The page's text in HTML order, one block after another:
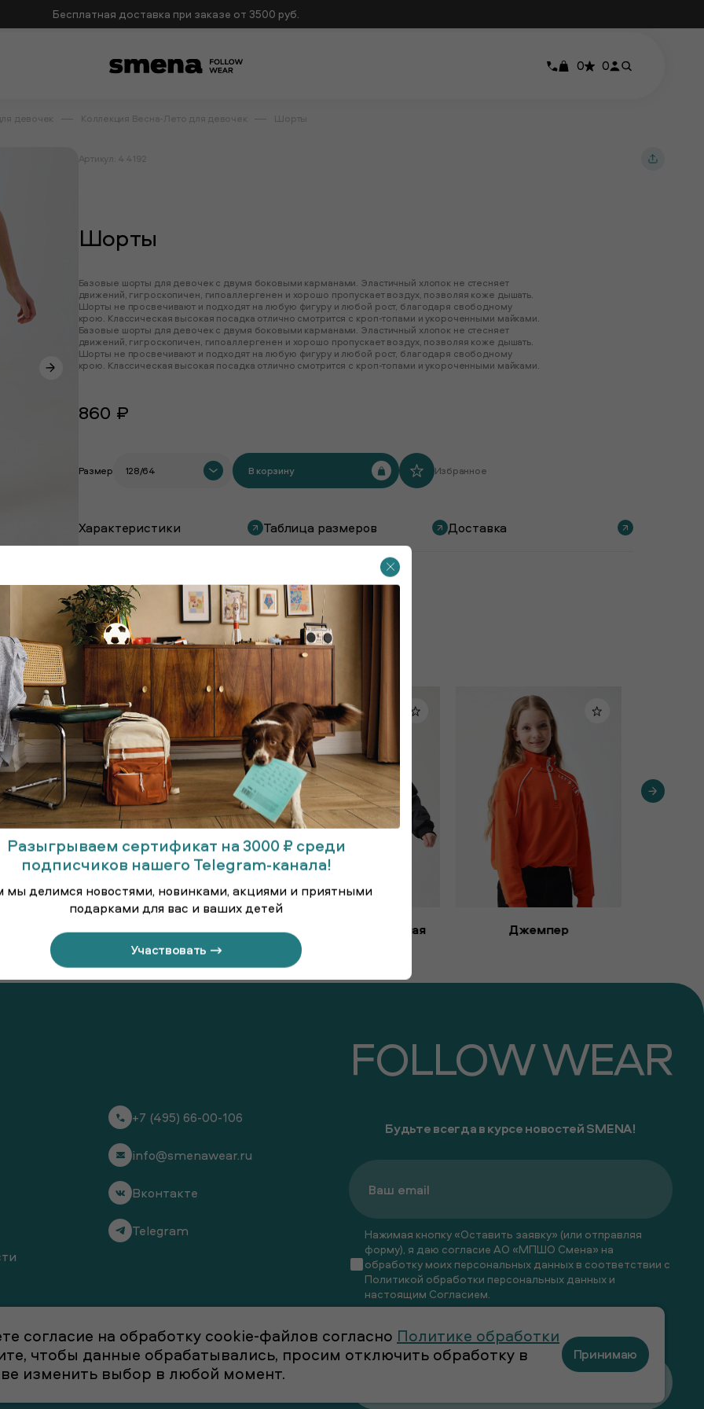
Бесплатная доставка при заказе от 3500 руб.
0 0
девочек Коллекция Весна-Лето для девочек Шорты
Артикул: 44192
Шорты
Базовые шорты для девочек с двумя боковыми карманами. Эластичный хлопок не стесняет
движений, гигроскопичен, гипоаллергенен и хорошо пропускает воздух, позволяя коже дышать.
Шорты не просвечивают и подходят на любую фигуру и любой рост, благодаря свободному
крою. Классическая высокая посадка отлично смотрится с кроп-топами и укороченными майками.
Базовые шорты для девочек с двумя боковыми карманами. Эластичный хлопок не стесняет
движений, гигроскопичен, гипоаллергенен и хорошо пропускает воздух, позволяя коже дышать.
Шорты не просвечивают и подходят на любую фигуру и любой рост, благодаря свободному
крою. Классическая высокая посадка отлично смотрится с кроп-топами и укороченными майками.
860 ₽
Размер 128/64 В корзину Избранное
Характеристики Таблица размеров Доставка
Покупают вместе с этим товаром
Куртка демисезонная Куртка демисезонная Джемпер
+7 (495) 66-00-106
info@smenawear.ru
Вконтакте
Telegram
FOLLOW WEAR
Будьте всегда в курсе новостей SMENA!
Нажимая кнопку «Оставить заявку» (или отправляя
форму), я даю согласие АО «МПШО Смена» на
обработку моих персональных данных в соответствии с
Политикой обработки персональных данных и
настоящим Согласием.
информационных рассылок
Разыгрываем сертификат на 3000 ₽ среди
подписчиков нашего Telegram-канала!
мы делимся новостями, новинками, акциями и приятными
подарками для вас и ваших детей
Участвовать →
согласие на обработку cookie-файлов согласно Политике обработки
чтобы данные обрабатывались, просим отключить обработку в
изменить выбор в любой момент.
Принимаю